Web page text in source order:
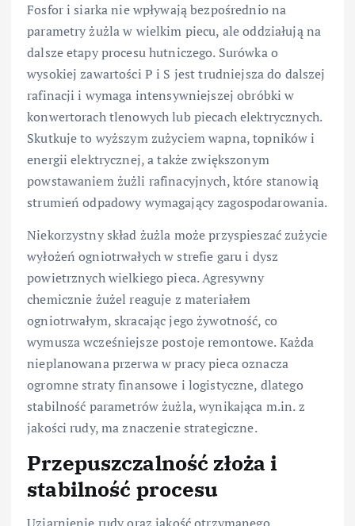
Fosfor i siarka nie wpływają bezpośrednio na
parametry żużla w wielkim piecu, ale oddziałują na
dalsze etapy procesu hutniczego. Surówka o
wysokiej zawartości P i S jest trudniejsza do dalszej
rafinacji i wymaga intensywniejszej obróbki w
konwertorach tlenowych lub piecach elektrycznych.
Skutkuje to wyższym zużyciem wapna, topników i
energii elektrycznej, a także zwiększonym
powstawaniem żużli rafinacyjnych, które stanowią
strumień odpadowy wymagający zagospodarowania.
Niekorzystny skład żużla może przyspieszać zużycie
wyłożeń ogniotrwałych w strefie garu i dysz
powietrznych wielkiego pieca. Agresywny
chemicznie żużel reaguje z materiałem
ogniotrwałym, skracając jego żywotność, co
wymusza wcześniejsze postoje remontowe. Każda
nieplanowana przerwa w pracy pieca oznacza
ogromne straty finansowe i logistyczne, dlatego
stabilność parametrów żużla, wynikająca m.in. z
jakości rudy, ma znaczenie strategiczne.
Przepuszczalność złoża i
stabilność procesu